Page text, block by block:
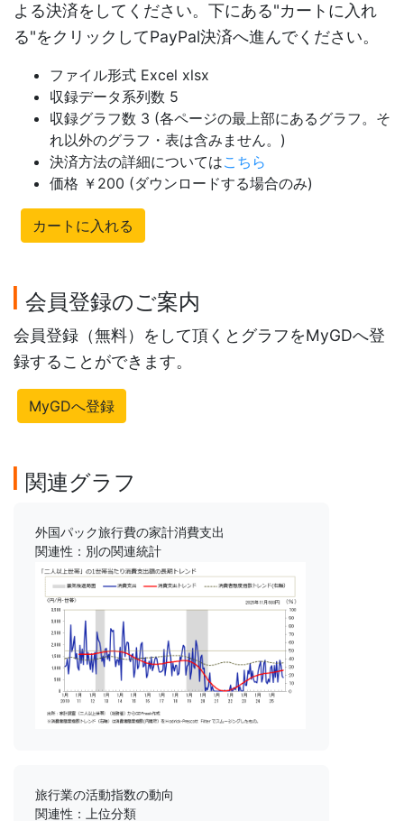
よる決済をしてください。下にある"カートに入れ
る"をクリックしてPayPal決済へ進んでください。
ファイル形式 Excel xlsx
収録データ系列数 5
収録グラフ数 3 (各ページの最上部にあるグラフ。そ
れ以外のグラフ・表は含みません。)
決済方法の詳細についてはこちら
価格 ￥200 (ダウンロードする場合のみ)
カートに入れる
会員登録のご案内
会員登録（無料）をして頂くとグラフをMyGDへ登
録することができます。
MyGDへ登録
関連グラフ
外国パック旅行費の家計消費支出
関連性：別の関連統計
旅行業の活動指数の動向
関連性：上位分類